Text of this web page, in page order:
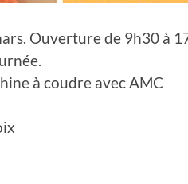
Ouverture de 9h30 à
à coudre avec AMC